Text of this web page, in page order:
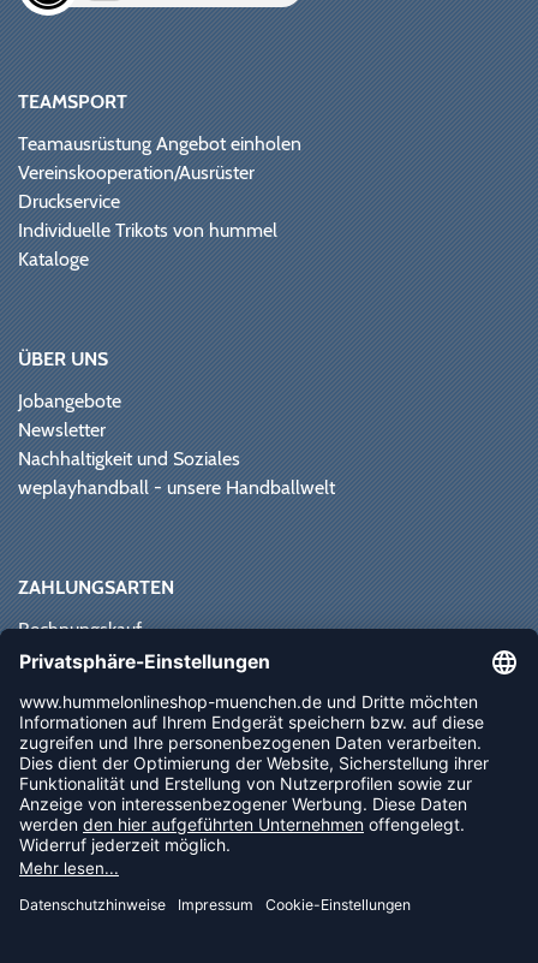
TEAMSPORT
Teamausrüstung Angebot einholen
Vereinskooperation/Ausrüster
Druckservice
Individuelle Trikots von hummel
Kataloge
ÜBER UNS
Jobangebote
Newsletter
Nachhaltigkeit und Soziales
weplayhandball - unsere Handballwelt
ZAHLUNGSARTEN
Rechnungskauf
Paypal
Vorkasse
Sofortüberweisung
NEWSLETTER